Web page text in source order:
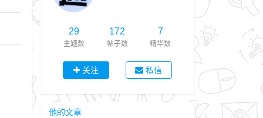
29
主题数
172
帖子数
7
精华数
关注 私信
他的文章